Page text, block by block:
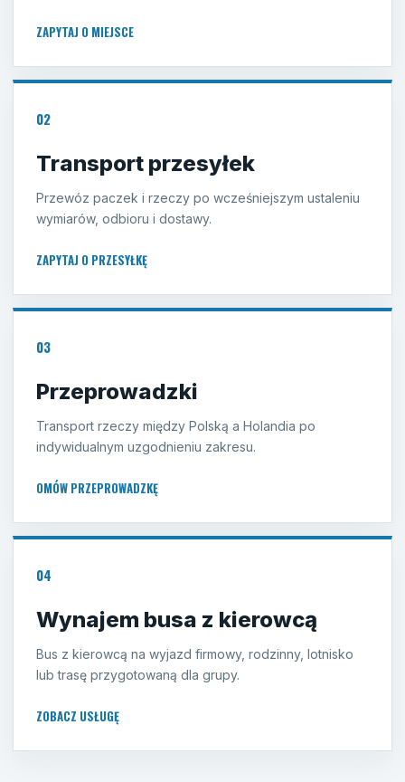
ZAPYTAJ O MIEJSCE
02
Transport przesyłek
Przewóz paczek i rzeczy po wcześniejszym ustaleniu
wymiarów, odbioru i dostawy.
ZAPYTAJ O PRZESYŁKĘ
03
Przeprowadzki
Transport rzeczy między Polską a Holandia po
indywidualnym uzgodnieniu zakresu.
OMÓW PRZEPROWADZKĘ
04
Wynajem busa z kierowcą
Bus z kierowcą na wyjazd firmowy, rodzinny, lotnisko
lub trasę przygotowaną dla grupy.
ZOBACZ USŁUGĘ